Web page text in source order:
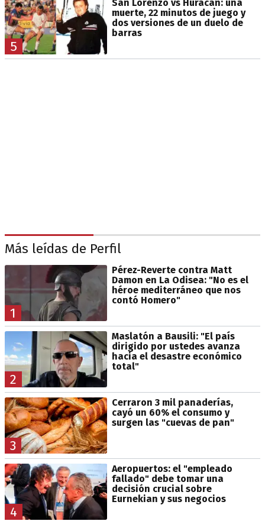
5
San Lorenzo vs Huracán: una
muerte, 22 minutos de juego y
dos versiones de un duelo de
barras
Más leídas de Perfil
1
Pérez-Reverte contra Matt
Damon en La Odisea: "No es el
héroe mediterráneo que nos
contó Homero"
2
Maslatón a Bausili: "El país
dirigido por ustedes avanza
hacia el desastre económico
total"
3
Cerraron 3 mil panaderías,
cayó un 60% el consumo y
surgen las "cuevas de pan"
4
Aeropuertos: el "empleado
fallado" debe tomar una
decisión crucial sobre
Eurnekian y sus negocios